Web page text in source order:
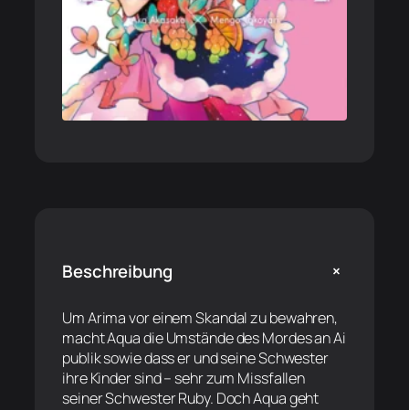
Beschreibung +
Um Arima vor einem Skandal zu bewahren,
macht Aqua die Umstände des Mordes an Ai
publik sowie dass er und seine Schwester
ihre Kinder sind – sehr zum Missfallen
seiner Schwester Ruby. Doch Aqua geht